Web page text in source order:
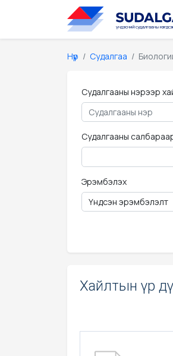
Нүүр Судалгаа
Судалгааны нэрээр
Судалгааны
Эрэмбэлэх
Хайлтын үр